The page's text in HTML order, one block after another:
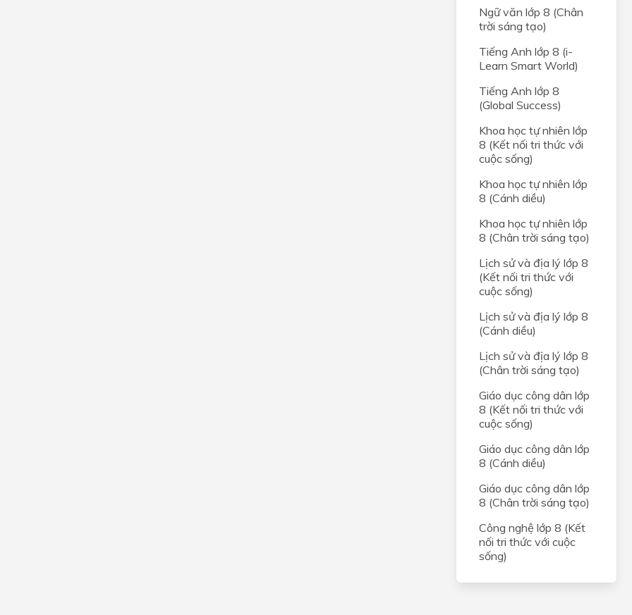
Ngữ văn lớp 8 (Chân
trời sáng tạo)
Tiếng Anh lớp 8 (i-
Learn Smart World)
Tiếng Anh lớp 8
(Global Success)
Khoa học tự nhiên lớp
8 (Kết nối tri thức với
cuộc sống)
Khoa học tự nhiên lớp
8 (Cánh diều)
Khoa học tự nhiên lớp
8 (Chân trời sáng tạo)
Lịch sử và địa lý lớp 8
(Kết nối tri thức với
cuộc sống)
Lịch sử và địa lý lớp 8
(Cánh diều)
Lịch sử và địa lý lớp 8
(Chân trời sáng tạo)
Giáo dục công dân lớp
8 (Kết nối tri thức với
cuộc sống)
Giáo dục công dân lớp
8 (Cánh diều)
Giáo dục công dân lớp
8 (Chân trời sáng tạo)
Công nghệ lớp 8 (Kết
nối tri thức với cuộc
sống)